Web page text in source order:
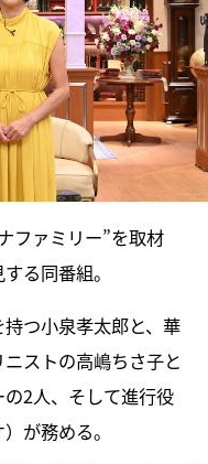
ファミリー”を取材
る同番組。
つ小泉孝太郎と、華
ストの高嶋ちさ子と
2人、そして進行役
が務める。